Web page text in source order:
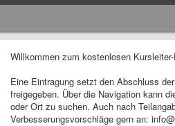
Willkommen zum kostenlosen
Eine Eintragung setzt den Abschluss
freigegeben. Über die Navigation kann
oder Ort zu suchen. Auch nach
Verbesserungsvorschläge gern an: